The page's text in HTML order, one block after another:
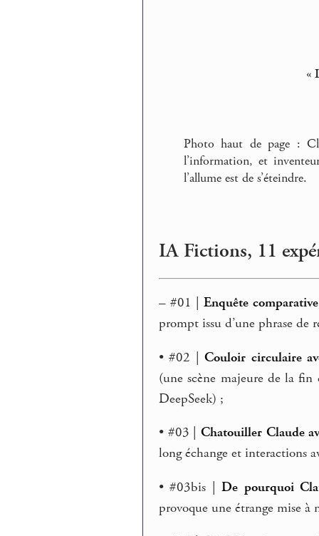
«
Photo haut de page :
l’information, et
l’allume est de s’éteindre.
IA Fictions, 11
– #01 | Enquête
prompt issu d’une phrase
• #02 |Couloir circulaire
(une scène majeure de la
DeepSeek) ;
• #03 |Chatouiller Claude
long échange et interactions
• #03bis |De pourquoi
provoque une étrange mise